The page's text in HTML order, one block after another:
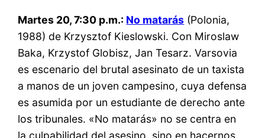
Martes 20, 7:30 p.m.: No matarás (Polonia,
1988) de Krzysztof Kieslowski. Con Miroslaw
Baka, Krzystof Globisz, Jan Tesarz. Varsovia
es escenario del brutal asesinato de un taxista
a manos de un joven campesino, cuya defensa
es asumida por un estudiante de derecho ante
los tribunales. «No matarás» no se centra en
la culpabilidad del asesino, sino en hacernos